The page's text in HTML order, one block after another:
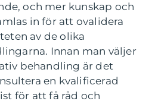
och mer kunskap och
in för att ovalidera
av de olika
Innan man väljer
behandling är det
en kvalificerad
för att få råd och